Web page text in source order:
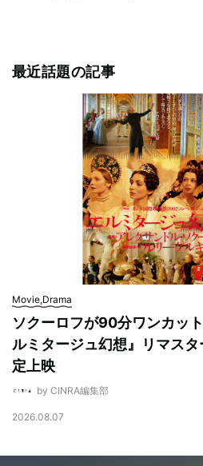
最近話題の記事
Movie,Drama
ソクーロフが90分ワンカッ
ルミタージュ幻想』リマス
定上映
by CINRA編集部
2026.08.07